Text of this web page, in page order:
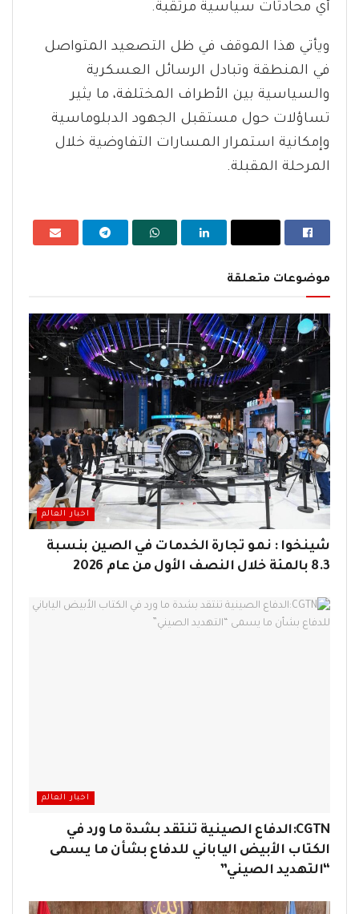
أي محادثات سياسية مرتقبة.
ويأتي هذا الموقف في ظل التصعيد المتواصل
في المنطقة وتبادل الرسائل العسكرية
والسياسية بين الأطراف المختلفة، ما يثير
تساؤلات حول مستقبل الجهود الدبلوماسية
وإمكانية استمرار المسارات التفاوضية خلال
المرحلة المقبلة.
موضوعات متعلقة
اخبار العالم
شينخوا : نمو تجارة الخدمات في الصين بنسبة
8.3 بالمئة خلال النصف الأول من عام 2026
اخبار العالم
CGTN:الدفاع الصينية تنتقد بشدة ما ورد في
الكتاب الأبيض الياباني للدفاع بشأن ما يسمى
“التهديد الصيني”